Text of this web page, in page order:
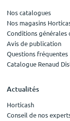
Nos catalogues
Nos magasins
Conditions générales
Avis de publication
Questions fréquentes
Catalogue Renaud
Actualités
Horticash
Conseil de nos